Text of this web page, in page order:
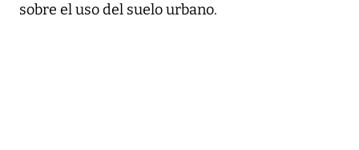
sobre el uso del suelo urbano.